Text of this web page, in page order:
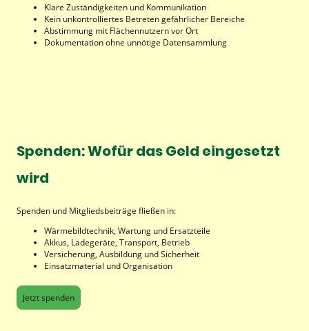
Klare Zuständigkeiten und Kommunikation
Kein unkontrolliertes Betreten gefährlicher Bereiche
Abstimmung mit Flächennutzern vor Ort
Dokumentation ohne unnötige Datensammlung
Spenden: Wofür das Geld eingesetzt
wird
Spenden und Mitgliedsbeiträge fließen in:
Wärmebildtechnik, Wartung und Ersatzteile
Akkus, Ladegeräte, Transport, Betrieb
Versicherung, Ausbildung und Sicherheit
Einsatzmaterial und Organisation
Jetzt spenden